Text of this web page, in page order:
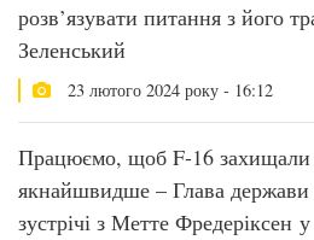
розв’язувати питання з його
Зеленський
23 лютого 2024 року - 16:12
Працюємо, щоб F-16 захищали
якнайшвидше – Глава держави
зустрічі з Метте Фредеріксен